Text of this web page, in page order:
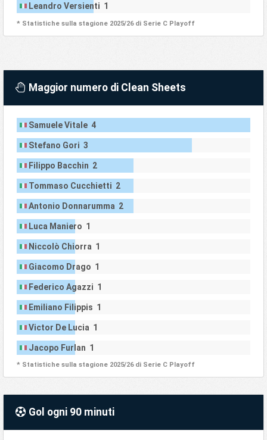
Leandro Versienti 1
* Statistiche sulla stagione 2025/26 di Serie C Playoff
Maggior numero di Clean Sheets
Samuele Vitale 4
Stefano Gori 3
Filippo Bacchin 2
Tommaso Cucchietti 2
Antonio Donnarumma 2
Luca Maniero 1
Niccolò Chiorra 1
Giacomo Drago 1
Federico Agazzi 1
Emiliano Filippis 1
Victor De Lucia 1
Jacopo Furlan 1
* Statistiche sulla stagione 2025/26 di Serie C Playoff
Gol ogni 90 minuti